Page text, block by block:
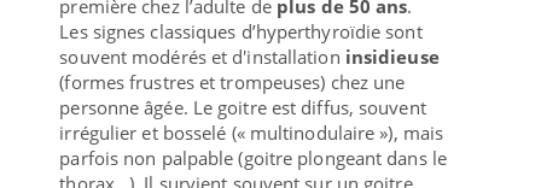
première chez l’adulte de plus de 50 ans.
Les signes classiques d’hyperthyroïdie sont
souvent modérés et d'installation insidieuse
(formes frustres et trompeuses) chez une
personne âgée. Le goitre est diffus, souvent
irrégulier et bosselé (« multinodulaire »), mais
parfois non palpable (goitre plongeant dans le
thorax…). Il survient souvent sur un goitre